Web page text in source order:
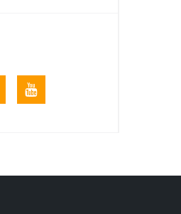
Twitter Youtube